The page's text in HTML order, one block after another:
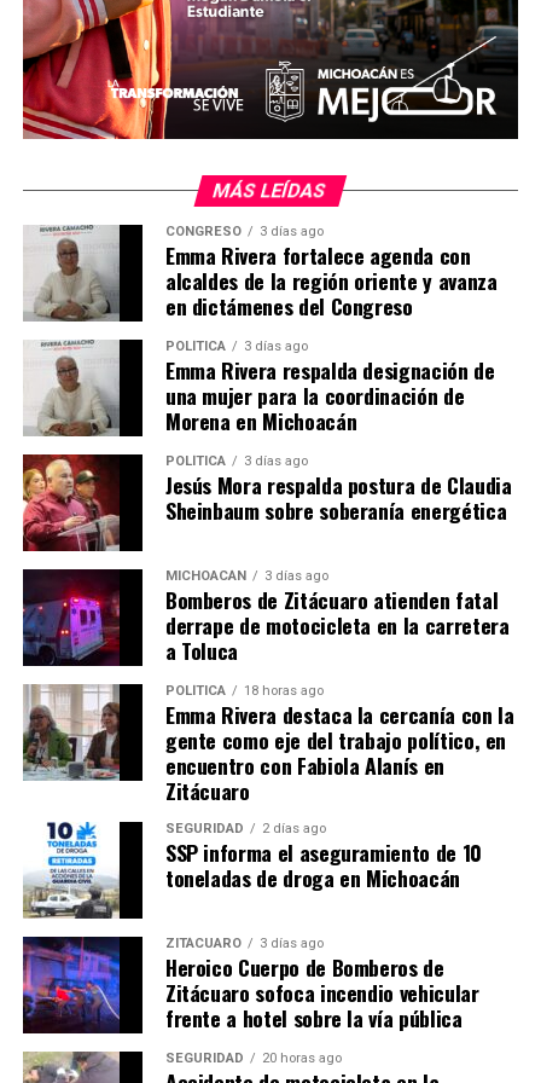
Comparte con:
Me gusta esto:
Relacionado
Un lesionado tras accidente
en Zitácuaro
22 junio, 2016
En "Seguridad"
Accidente con motocicleta
Zitácuaro
28 marzo, 2017
En "Zitácuaro"
Niño de 8 años atropellado
por una camioneta en la
colonia Lázaro Cárdenas
7 octubre, 2023
En "Seguridad"
RELATED TOPICS:
MÁS LEÍDAS
CONGRESO 3 días ago
Emma Rivera fortalece agenda con
alcaldes de la región oriente y avanza
en dictámenes del Congreso
POLÍTICA 3 días ago
Emma Rivera respalda designación de
una mujer para la coordinación de
Morena en Michoacán
POLÍTICA 3 días ago
Jesús Mora respalda postura de Claudia
Sheinbaum sobre soberanía energética
MICHOACÁN 3 días ago
Bomberos de Zitácuaro atienden fatal
derrape de motocicleta en la carretera
a Toluca
POLÍTICA 18 horas ago
Emma Rivera destaca la cercanía con la
gente como eje del trabajo político, en
encuentro con Fabiola Alanís en
Zitácuaro
SEGURIDAD 2 días ago
SSP informa el aseguramiento de 10
toneladas de droga en Michoacán
ZITÁCUARO 3 días ago
Heroico Cuerpo de Bomberos de
Zitácuaro sofoca incendio vehicular
frente a hotel sobre la vía pública
SEGURIDAD 20 horas ago